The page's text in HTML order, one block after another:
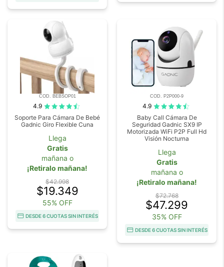
COD. BEBSOP01
4.9
Soporte Para Cámara De Bebé
Gadnic Giro Flexible Cuna
Llega
Gratis
mañana o
¡Retiralo mañana!
$42.998
$19.349
55% OFF
DESDE 6 CUOTAS SIN INTERÉS
COD. P2P000-9
4.9
Baby Call Cámara De
Seguridad Gadnic SX9 IP
Motorizada WiFi P2P Full Hd
Visión Nocturna
Llega
Gratis
mañana o
¡Retiralo mañana!
$72.768
$47.299
35% OFF
DESDE 6 CUOTAS SIN INTERÉS